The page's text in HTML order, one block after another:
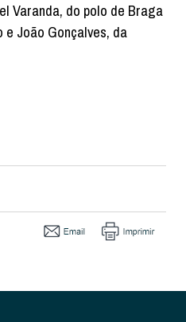
Varanda, do polo de Braga
João Gonçalves, da